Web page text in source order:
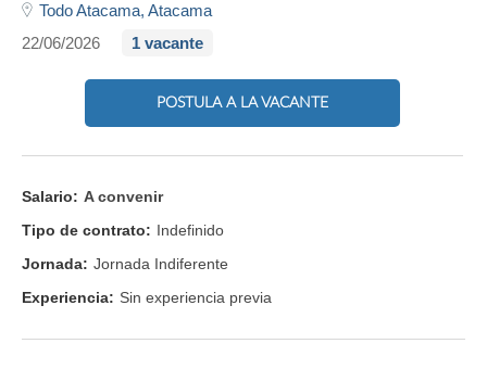
Todo Atacama, Atacama
22/06/2026
1 vacante
POSTULA A LA VACANTE
Salario: A convenir
Tipo de contrato: Indefinido
Jornada: Jornada Indiferente
Experiencia: Sin experiencia previa